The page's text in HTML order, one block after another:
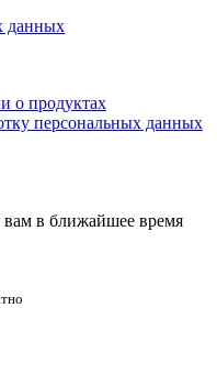
данных
о продуктах
персональных данных
в ближайшее время